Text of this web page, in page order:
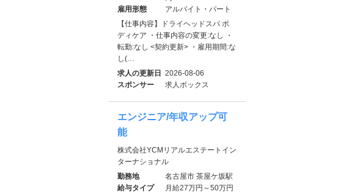
雇用形態
アルバイト・パート
【仕事内容】ドライヘッドスパ ボ
ディケア ・仕事内容の変更:なし ・
転勤:なし <契約更新> ・雇用期間:な
し(…
求人の更新日 2026-08-06
スポンサー
求人ボックス
エンジニア/年収アップ可
能
株式会社YCMリアルエステートイン
ターナショナル
勤務地
名古屋市 茶屋ケ坂駅
給与タイプ
月給27万円～50万円